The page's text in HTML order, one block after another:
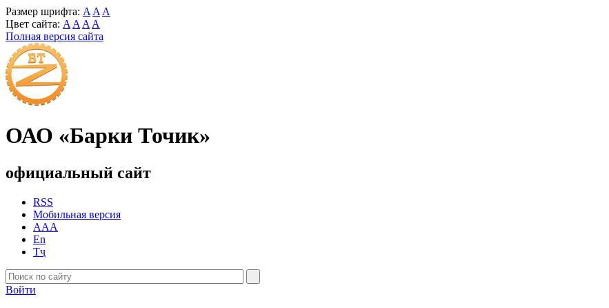
Размер шрифта: A A A
Цвет сайта: A A A A
Полная версия сайта
ОАО «Барки Точик»
официальный сайт
RSS
Мобильная версия
AAA
En
Тҷ
Войти